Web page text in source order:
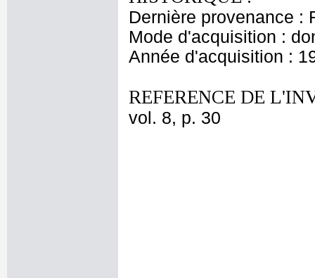
Dernière provenance :
Mode d'acquisition :
Année d'acquisition :
REFERENCE DE
vol. 8, p. 30